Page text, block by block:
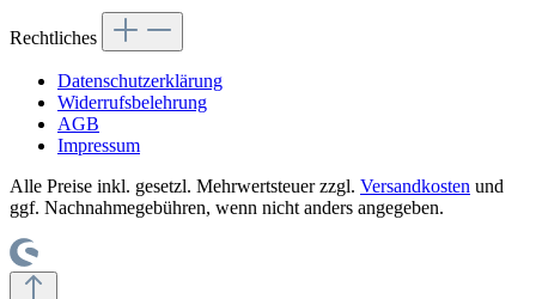
Rechtliches
Datenschutzerklärung
Widerrufsbelehrung
AGB
Impressum
Alle Preise inkl. gesetzl. Mehrwertsteuer zzgl. Versandkosten und
ggf. Nachnahmegebühren, wenn nicht anders angegeben.